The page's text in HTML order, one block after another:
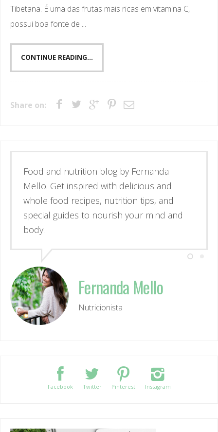
Tibetana. É uma das frutas mais ricas em vitamina C,
possui boa fonte de ...
CONTINUE READING...
Share on:
Esse é o blog da nutricionista Fernanda
Mello. Se inspire através de receitas
simples e deliciosas, alimentos de verdade
e guias para nutrir corpo e mente.
Nutricionista
Facebook Twitter Pinterest Instagram